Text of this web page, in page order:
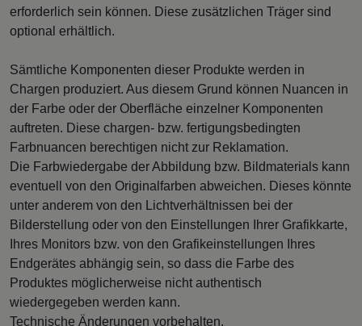
erforderlich sein können. Diese zusätzlichen Träger sind
optional erhältlich.
Sämtliche Komponenten dieser Produkte werden in
Chargen produziert. Aus diesem Grund können Nuancen in
der Farbe oder der Oberfläche einzelner Komponenten
auftreten. Diese chargen- bzw. fertigungsbedingten
Farbnuancen berechtigen nicht zur Reklamation.
Die Farbwiedergabe der Abbildung bzw. Bildmaterials kann
eventuell von den Originalfarben abweichen. Dieses könnte
unter anderem von den Lichtverhältnissen bei der
Bilderstellung oder von den Einstellungen Ihrer Grafikkarte,
Ihres Monitors bzw. von den Grafikeinstellungen Ihres
Endgerätes abhängig sein, so dass die Farbe des
Produktes möglicherweise nicht authentisch
wiedergegeben werden kann.
Technische Änderungen vorbehalten.